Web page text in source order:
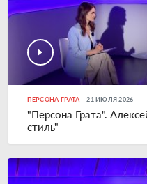
ПЕРСОНА ГРАТА 21 ИЮЛЯ 2026
"Персона Грата".
стиль"